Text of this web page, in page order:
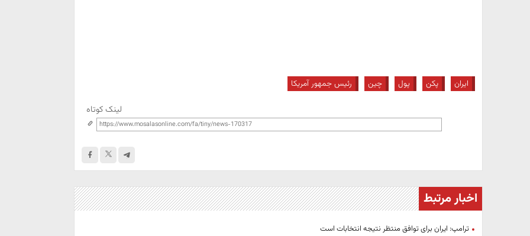
ایران پکن پول چین رئیس جمهور آمریکا
لینک کوتاه
اخبار مرتبط
ترامپ: ایران برای توافق منتظر نتیجه انتخابات است